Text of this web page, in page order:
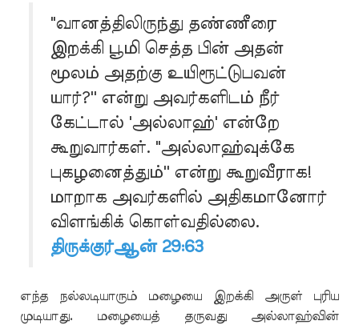
"வானத்திலிருந்து தண்ணீரை
இறக்கி பூமி செத்த பின் அதன்
மூலம் அதற்கு உயிரூட்டுபவன்
யார்?'' என்று அவர்களிடம் நீர்
கேட்டால் 'அல்லாஹ்' என்றே
கூறுவார்கள். "அல்லாஹ்வுக்கே
புகழனைத்தும்'' என்று கூறுவீராக!
மாறாக அவர்களில் அதிகமானோர்
விளங்கிக் கொள்வதில்லை.
திருக்குர்ஆன் 29:63
எந்த நல்லடியாரும் மழையை இறக்கி அருள் புரிய
முடியாது. மழையைத் தருவது அல்லாஹ்வின்